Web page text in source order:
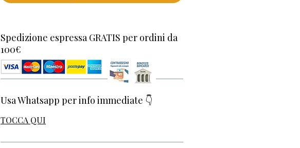
Spedizione espressa GRATIS per ordini da
100€
Usa Whatsapp per info immediate 👇
TOCCA QUI